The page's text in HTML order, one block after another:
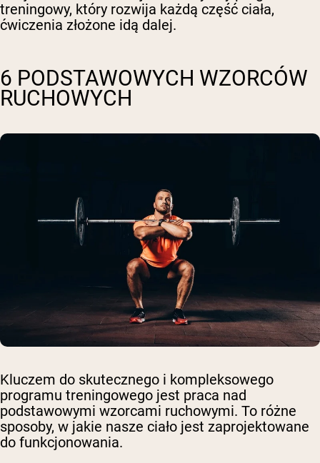
treningowy, który rozwija każdą część ciała,
ćwiczenia złożone idą dalej.
6 PODSTAWOWYCH WZORCÓW
RUCHOWYCH
Kluczem do skutecznego i kompleksowego
programu treningowego jest praca nad
podstawowymi wzorcami ruchowymi. To różne
sposoby, w jakie nasze ciało jest zaprojektowane
do funkcjonowania.